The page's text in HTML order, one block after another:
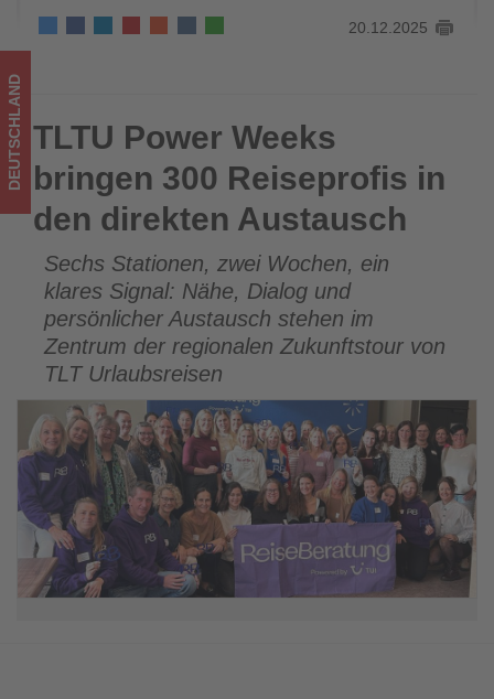
direkten
Austausch
-
Wissen,
was
im
Tourismus
los
ist!
20.12.2025
TLTU Power Weeks bringen 300 Reiseprofis in den direkten
Austausch
DEUTSCHLAND TLTU Power Weeks
bringen 300 Reiseprofis in
den direkten Austausch
Sechs Stationen, zwei Wochen, ein
klares Signal: Nähe, Dialog und
persönlicher Austausch stehen im
Zentrum der regionalen Zukunftstour von
TLT Urlaubsreisen